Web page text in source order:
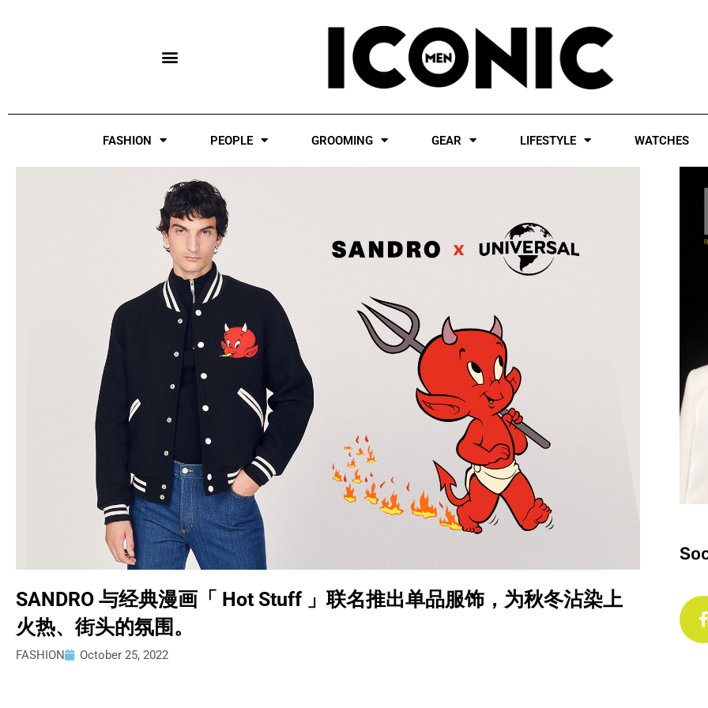
FASHION PEOPLE GROOMING GEAR LIFESTYLE WATCHES
SANDRO 与经典漫画「 Hot Stuff 」联名推出单品服饰，为秋冬沾染上
火热、街头的氛围。
FASHION October 25, 2022
c